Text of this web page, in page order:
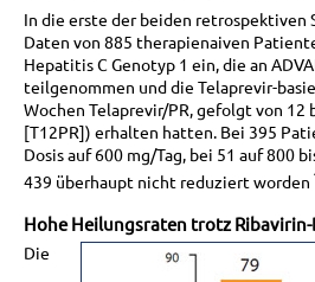
In die erste der beiden retrospektiven
Daten von 885 therapienaiven
Hepatitis C Genotyp 1 ein, die an
teilgenommen und die Telaprevir-
Wochen Telaprevir/PR, gefolgt von 12
[T12PR]) erhalten hatten. Bei 395
Dosis auf 600 mg/Tag, bei 51 auf 800
439 überhaupt nicht reduziert worden
Hohe Heilungsraten trotz
Die